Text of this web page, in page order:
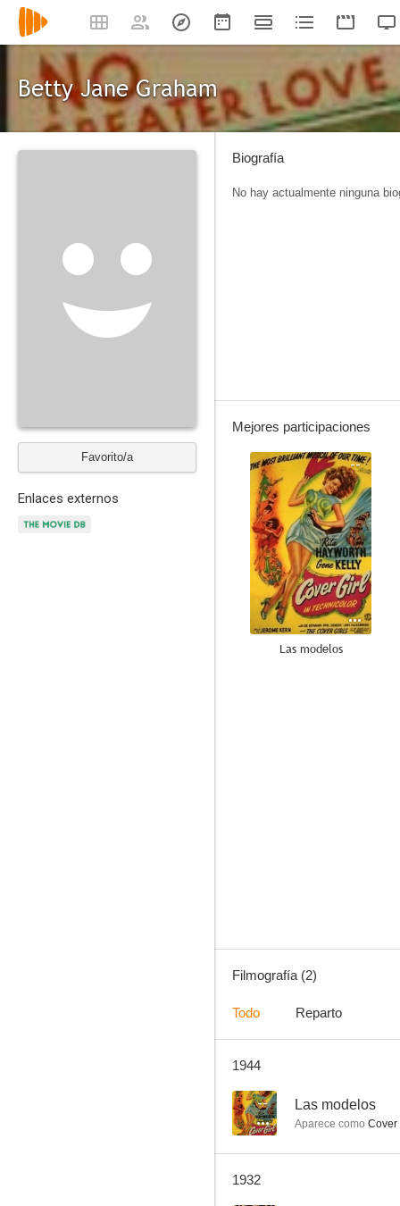
Betty Jane Graham
Favorito/a
Enlaces externos
Biografía
No hay actualmente ninguna
Mejores participaciones
--
Las modelos
Filmografía (2)
Todo Reparto
1944
-- Las modelos
Aparece como Cover
1932